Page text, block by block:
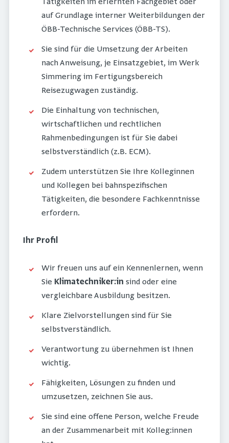
Tätigkeiten im erlernten Fachgebiet oder
auf Grundlage interner Weiterbildungen der
ÖBB-Technische Services (ÖBB-TS).
Sie sind für die Umsetzung der Arbeiten
nach Anweisung, je Einsatzgebiet, im Werk
Simmering im Fertigungsbereich
Reisezugwagen zuständig.
Die Einhaltung von technischen,
wirtschaftlichen und rechtlichen
Rahmenbedingungen ist für Sie dabei
selbstverständlich (z.B. ECM).
Zudem unterstützen Sie Ihre Kolleginnen
und Kollegen bei bahnspezifischen
Tätigkeiten, die besondere Fachkenntnisse
erfordern.
Ihr Profil
Wir freuen uns auf ein Kennenlernen, wenn
Sie Klimatechniker:in sind oder eine
vergleichbare Ausbildung besitzen.
Klare Zielvorstellungen sind für Sie
selbstverständlich.
Verantwortung zu übernehmen ist Ihnen
wichtig.
Fähigkeiten, Lösungen zu finden und
umzusetzen, zeichnen Sie aus.
Sie sind eine offene Person, welche Freude
an der Zusammenarbeit mit Kolleg:innen